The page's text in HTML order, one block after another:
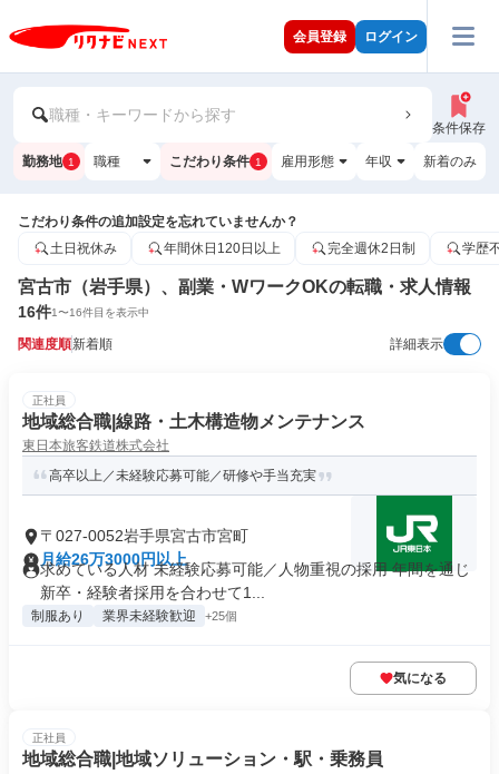
会員登録 ログイン
職種・キーワードから探す
条件保存
勤務地 1 職種 こだわり条件 1 雇用形態 年収 新着のみ
こだわり条件の追加設定を忘れていませんか？
土日祝休み
年間休日120日以上 完全週休2日制 学歴
宮古市（岩手県）、副業・WワークOKの転職・求人情報
16件1〜16件目を表示中
関連度順新着順 詳細表示
正社員
地域総合職|線路・土木構造物メンテナンス
東日本旅客鉄道株式会社
高卒以上／未経験応募可能／研修や手当充実
〒027-0052岩手県宮古市宮町
月給26万3000円以上
求めている人材 未経験応募可能／人物重視の採用 年間を通じ
新卒・経験者採用を合わせて1...
制服あり 業界未経験歓迎 +25個
気になる
正社員
地域総合職|地域ソリューション・駅・乗務員